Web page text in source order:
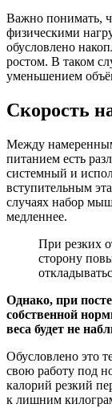
Важно понимать,
физическими
обусловлено
ростом. В таком
уменьшением
Скорость
Между
питанием есть
системный и
вступительным
случаях набор
медленнее.
При резких
сторону
Однако, при
собственной
веса будет не
Обусловлено это
свою работу под
калорий резкий
к лишним